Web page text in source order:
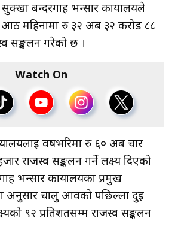
बन्दरगाह भन्सार कार्यालयले
महिनामा रु ३२ अर्ब ३२ करोड ८८
सङ्कलन गरेको छ ।
Watch On
वर्षभरिमा रु ६० अर्ब चार
राजस्व सङ्कलन गर्ने लक्ष्य दिएको
भन्सार कार्यालयका प्रमुख
अनुसार चालु आवको पछिल्ला दुई
९२ प्रतिशतसम्म राजस्व सङ्कलन